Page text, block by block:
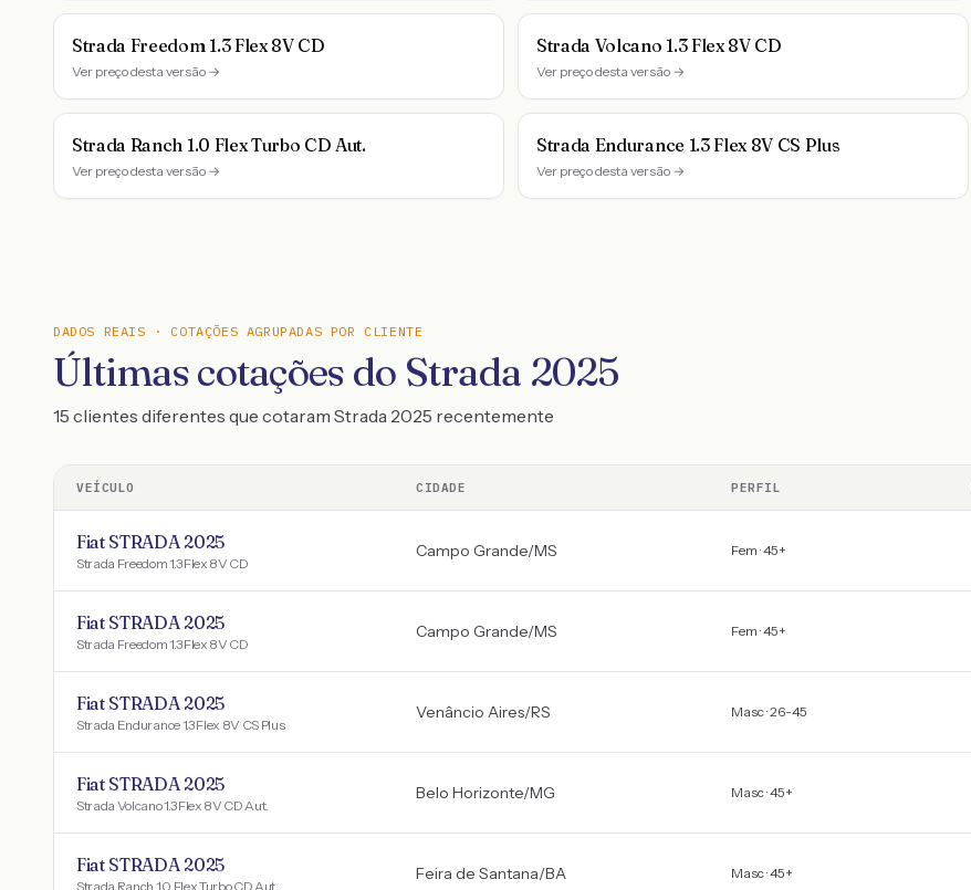
Strada Freedom 1.3 Flex 8V CD
Ver preço desta versão →
Strada Volcano 1.3 Flex 8V CD
Ver preço desta versão →
Strada Ranch 1.0 Flex Turbo CD Aut.
Ver preço desta versão →
Strada Endurance 1.3 Flex 8V CS Plus
Ver preço desta versão →
DADOS REAIS · COTAÇÕES AGRUPADAS POR CLIENTE
Últimas cotações do Strada 2025
15 clientes diferentes que cotaram Strada 2025 recentemente
VEÍCULO CIDADE PERFIL
Fiat STRADA 2025
Strada Freedom 1.3 Flex 8V CD
Campo Grande/MS Fem · 45+
Fiat STRADA 2025
Strada Freedom 1.3 Flex 8V CD
Campo Grande/MS Fem · 45+
Fiat STRADA 2025
Strada Endurance 1.3 Flex 8V CS Plus
Venâncio Aires/RS Masc · 26-45
Fiat STRADA 2025
Strada Volcano 1.3 Flex 8V CD Aut.
Belo Horizonte/MG Masc · 45+
Fiat STRADA 2025
Strada Ranch 1.0 Flex Turbo CD Aut.
Feira de Santana/BA Masc · 45+